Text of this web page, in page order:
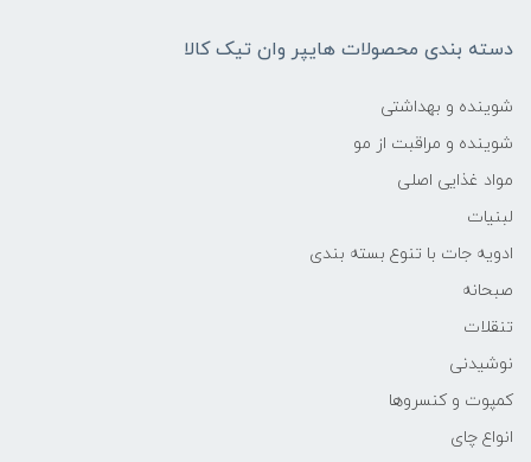
دسته بندی محصولات هایپر وان تیک کالا
شوینده و بهداشتی
شوینده و مراقبت از مو
مواد غذایی اصلی
لبنیات
ادویه جات با تنوع بسته بندی
صبحانه
تنقلات
نوشیدنی
کمپوت و کنسروها
انواع چای